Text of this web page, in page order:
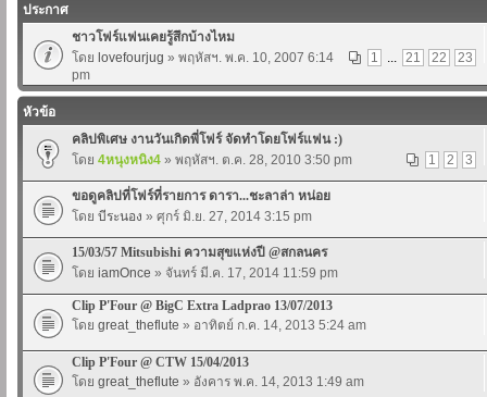
ประกาศ
ชาวโฟร์แฟนเคยรู้สึกบ้างไหม
1
... 21 22 23
โดย lovefourjug » พฤหัสฯ. พ.ค. 10, 2007 6:14
pm
หัวข้อ
คลิปพิเศษ งานวันเกิดพี่โฟร์ จัดทำโดยโฟร์แฟน :)
1
2 3
โดย 4หนุงหนิง4 » พฤหัสฯ. ต.ค. 28, 2010 3:50 pm
ขอดูคลิปที่โฟร์ที่รายการ ดารา...ชะลาล่า หน่อย
โดย บีระนอง » ศุกร์ มิ.ย. 27, 2014 3:15 pm
15/03/57 Mitsubishi ความสุขแห่งปี @สกลนคร
โดย iamOnce » จันทร์ มี.ค. 17, 2014 11:59 pm
Clip P'Four @ BigC Extra Ladprao 13/07/2013
โดย great_theflute » อาทิตย์ ก.ค. 14, 2013 5:24 am
Clip P'Four @ CTW 15/04/2013
โดย great_theflute » อังคาร พ.ค. 14, 2013 1:49 am